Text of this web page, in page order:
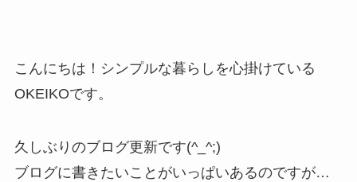
こんにちは！シンプルな暮らしを心掛けている
OKEIKOです。
久しぶりのブログ更新です(^_^;)
ブログに書きたいことがいっぱいあるのですが…